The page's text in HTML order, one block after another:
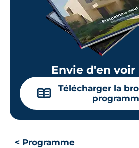
Envie d'en voir
📖
Télécharger la
< Programme